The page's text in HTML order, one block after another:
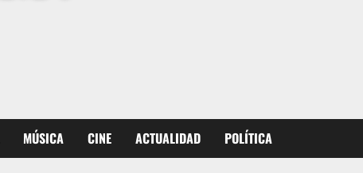
MÚSICA CINE ACTUALIDAD POLÍTICA